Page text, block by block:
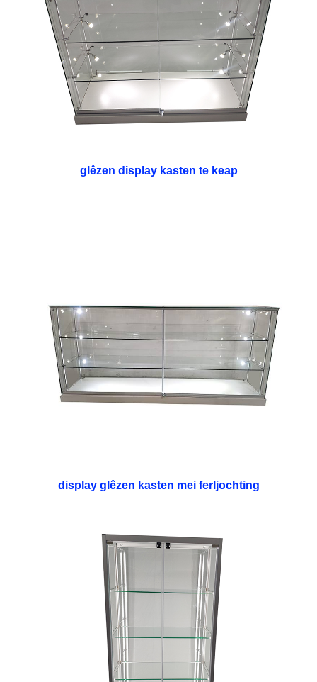
glêzen display kasten te keap
display glêzen kasten mei ferljochting